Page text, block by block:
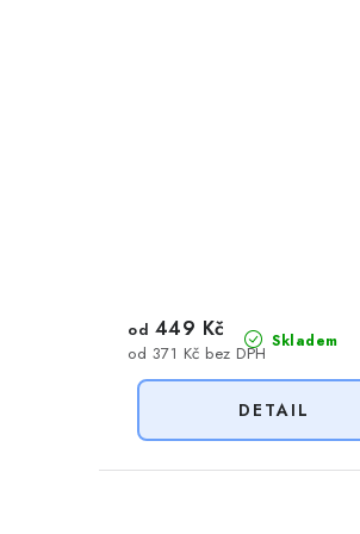
Skladem
od 371 Kč bez DPH
od 449 Kč